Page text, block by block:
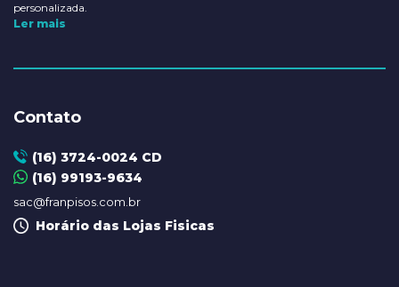
personalizada.
Ler mais
Contato
(16) 3724-0024 CD
(16) 99193-9634
sac@franpisos.com.br
Horário das Lojas Fisicas